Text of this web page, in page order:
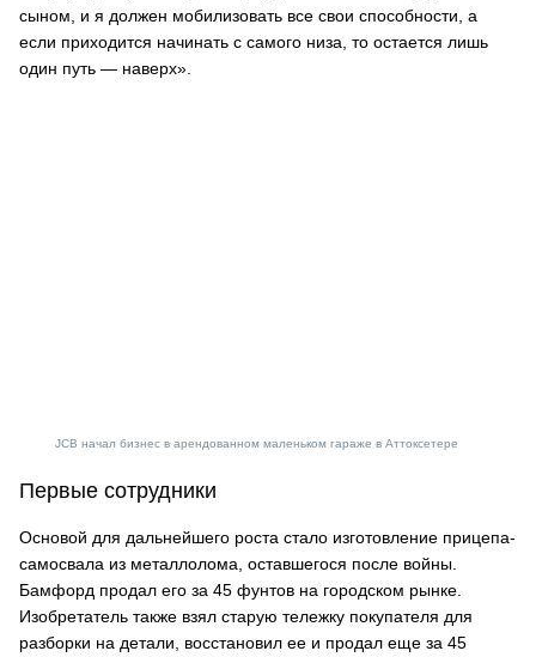
сыном, и я должен мобилизовать все свои способности, а
если приходится начинать с самого низа, то остается лишь
один путь — наверх».
JCB начал бизнес в арендованном маленьком гараже в Аттоксетере
Первые сотрудники
Основой для дальнейшего роста стало изготовление прицепа-
самосвала из металлолома, оставшегося после войны.
Бамфорд продал его за 45 фунтов на городском рынке.
Изобретатель также взял старую тележку покупателя для
разборки на детали, восстановил ее и продал еще за 45